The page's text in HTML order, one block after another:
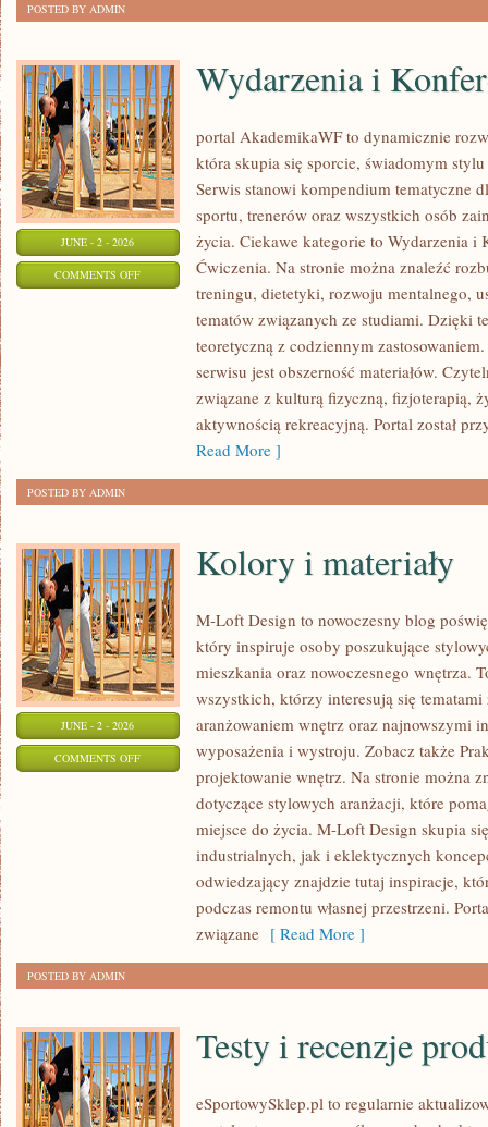
POSTED BY ADMIN
JUNE - 2 - 2026
COMMENTS OFFON
WYDARZENIA
KONFERENCJE
Wydarzenia i
portal AkademikaWF to dynamicznie
która skupia się sporcie, świadomym
Serwis stanowi kompendium tematyczne
sportu, trenerów oraz wszystkich osób
życia. Ciekawe kategorie to Wydarzenia i
Ćwiczenia. Na stronie można znaleźć
treningu, dietetyki, rozwoju mentalnego,
tematów związanych ze studiami. Dzięki
teoretyczną z codziennym
serwisu jest obszerność materiałów.
związane z kulturą fizyczną, fizjoterapią,
aktywnością rekreacyjną. Portal został
Read More ]
POSTED BY ADMIN
JUNE - 2 - 2026
COMMENTS OFFON
MATERIAŁY
Kolory i materiały
M-Loft Design to nowoczesny blog
który inspiruje osoby poszukujące
mieszkania oraz nowoczesnego wnętrza.
wszystkich, którzy interesują się
aranżowaniem wnętrz oraz najnowszymi
wyposażenia i wystroju. Zobacz także
projektowanie wnętrz. Na stronie można
dotyczące stylowych aranżacji, które
miejsce do życia. M-Loft Design skupia
industrialnych, jak i eklektycznych
odwiedzający znajdzie tutaj inspiracje,
podczas remontu własnej przestrzeni.
związane [ Read More ]
POSTED BY ADMIN
Testy i recenzje
eSportowySklep.pl to regularnie